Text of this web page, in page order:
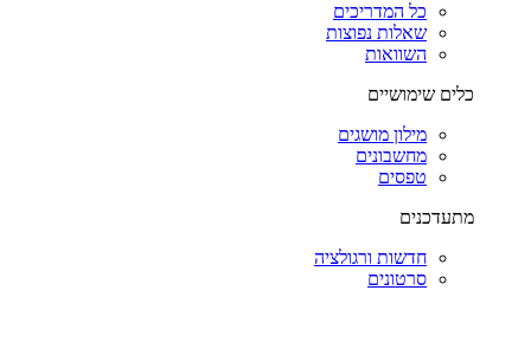
כל המדריכים
שאלות נפוצות
השוואות
כלים שימושיים
מילון מושגים
מחשבונים
טפסים
מתעדכנים
חדשות ורגולציה
סרטונים